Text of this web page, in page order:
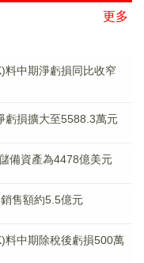
更多
料中期淨虧損同比收窄
虧損擴大至5588.3萬元
備資產為4478億美元
售額約5.5億元
料中期除稅後虧損500萬